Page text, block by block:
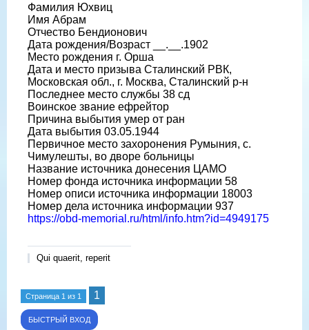
Фамилия Юхвиц
Имя Абрам
Отчество Бендионович
Дата рождения/Возраст __.__.1902
Место рождения г. Орша
Дата и место призыва Сталинский РВК,
Московская обл., г. Москва, Сталинский р-н
Последнее место службы 38 сд
Воинское звание ефрейтор
Причина выбытия умер от ран
Дата выбытия 03.05.1944
Первичное место захоронения Румыния, с.
Чимулешты, во дворе больницы
Название источника донесения ЦАМО
Номер фонда источника информации 58
Номер описи источника информации 18003
Номер дела источника информации 937
https://obd-memorial.ru/html/info.htm?id=4949175
Qui quaerit, reperit
Страница 1 из 1 1